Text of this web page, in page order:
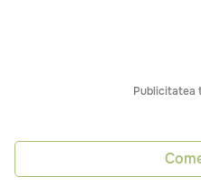
Publicitatea